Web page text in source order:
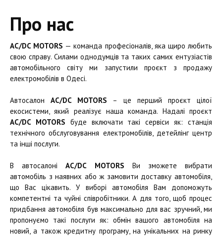
Про нас
AC/DC MOTORS — команда професіоналів, яка щиро любить
свою справу. Силами однодумців та таких самих ентузіастів
автомобільного світу ми запустили проєкт з продажу
електромобілів в Одесі.
АвтосалонAC/DC MOTORS – це перший проєкт цілої
екосистеми, який реалізує наша команда. Надалі проєкт
AC/DC MOTORS буде включати такі сервіси як: станція
технічного обслуговування електромобілів, детейлінг центр
та інші послуги.
В автосалоніAC/DC MOTORS Ви зможете вибрати
автомобіль з наявних або ж замовити доставку автомобіля,
що Вас цікавить. У виборі автомобіля Вам допоможуть
компетентні та чуйні співробітники. А для того, щоб процес
придбання автомобіля був максимально для вас зручний, ми
пропонуємо такі послуги як: обмін вашого автомобіля на
новий, а також кредитну програму, на унікальних на ринку